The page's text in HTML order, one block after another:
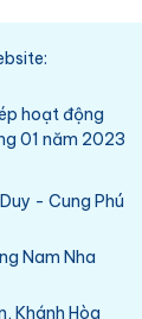
hoạt động
01 năm 2023
- Cung Phú
Nam Nha
Khánh Hòa